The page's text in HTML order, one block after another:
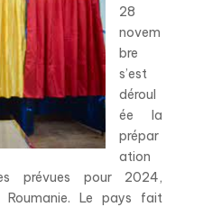
28
novem
bre
s’est
déroul
ée la
prépar
ation
prévues pour 2024,
Le pays fait